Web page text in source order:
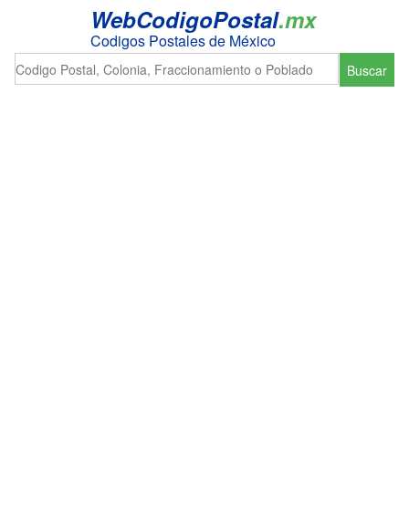
WebCodigoPostal.mx
Codigos Postales de México
Buscar